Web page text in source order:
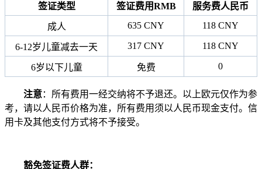
签证类型 签证费用RMB 服务费人民币
成人 635 CNY 118 CNY
6-12岁儿童减去一天 317 CNY 118 CNY
6岁以下儿童 免费 0
注意：所有费用一经交纳将不予退还。以上欧元仅作为参
考，请以人民币价格为准，所有费用须以人民币现金支付。信
用卡及其他支付方式将不予接受。
豁免签证费人群：